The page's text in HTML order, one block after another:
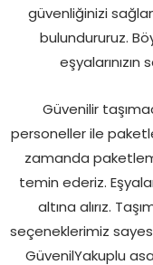
güvenliğinizi
bulundururuz.
eşyalarınızın
Güvenilir
personeller ile
zamanda
temin ederiz.
altına alırız.
seçeneklerimiz
GüvenilYakuplu